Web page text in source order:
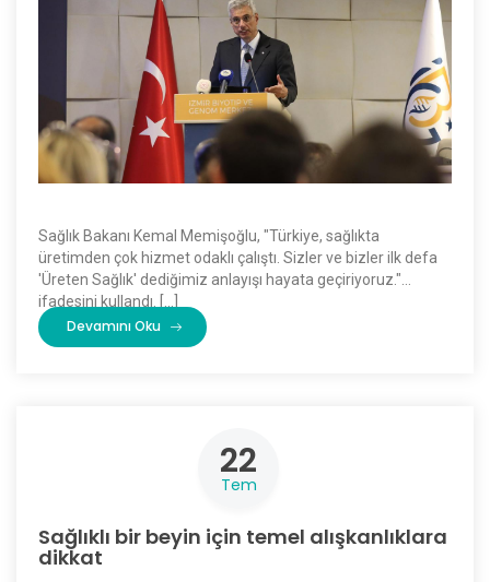
Sağlık Bakanı Kemal Memişoğlu, "Türkiye, sağlıkta
üretimden çok hizmet odaklı çalıştı. Sizler ve bizler ilk defa
'Üreten Sağlık' dediğimiz anlayışı hayata geçiriyoruz."
ifadesini kullandı. […]
Devamını Oku
22
Tem
Sağlıklı bir beyin için temel alışkanlıklara
dikkat